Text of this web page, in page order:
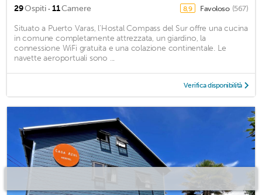
29Ospiti · 11Camere 8,9 Favoloso (567)
Situato a Puerto Varas, l'Hostal Compass del Sur offre una cucina
in comune completamente attrezzata, un giardino, la
connessione WiFi gratuita e una colazione continentale. Le
navette aeroportuali sono ...
Verifica disponibilità